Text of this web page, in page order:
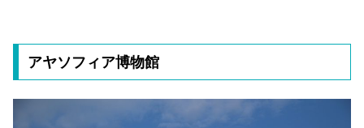
アヤソフィア博物館